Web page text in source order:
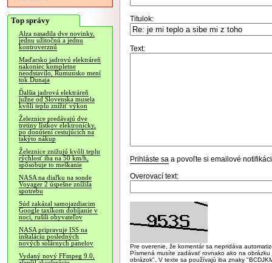
Top správy
Alza nasadila dve novinky,
jednu užitočnú a jednu
kontroverznú
Maďarsko jadrovú elektráreň
nakoniec kompletne
neodstavilo, Rumunsko mení
tok Dunaja
Ďalšia jadrová elektráreň
južne od Slovenska musela
kvôli teplu znížiť výkon
Železnice predávajú dve
tretiny lístkov elektronicky,
po donútení cestujúcich na
takýto nákup
Železnice znižujú kvôli teplu
rýchlosť iba na 50 km/h,
spôsobuje to meškanie
NASA na diaľku na sonde
Voyager 2 úspešne znížila
spotrebu
Súd zakázal samojazdiacim
Google taxíkom dobíjanie v
noci, rušili obyvateľov
NASA pripravuje ISS na
inštaláciu posledných
nových solárnych panelov
Vydaný nový FFmpeg 9.0,
Titulok:
Text:
Prihláste sa a povoľte si emailové
Overovací text:
Pre overenie, že komentár sa nepridáva
Písmená musíte zadávať rovnako ako na
obrázok". V texte sa používajú iba znaky